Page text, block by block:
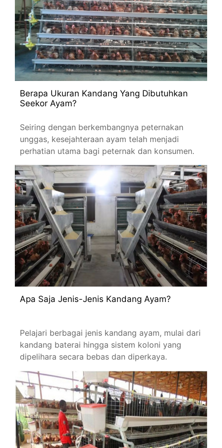
Berapa Ukuran Kandang Yang Dibutuhkan
Seekor Ayam?
Seiring dengan berkembangnya peternakan
unggas, kesejahteraan ayam telah menjadi
perhatian utama bagi peternak dan konsumen.
Apa Saja Jenis-Jenis Kandang Ayam?
Pelajari berbagai jenis kandang ayam, mulai dari
kandang baterai hingga sistem koloni yang
dipelihara secara bebas dan diperkaya.